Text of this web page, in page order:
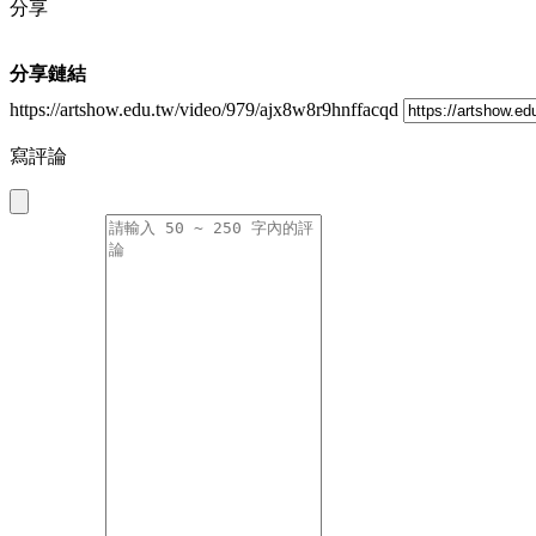
分享
分享鏈結
https://artshow.edu.tw/video/979/ajx8w8r9hnffacqd
寫評論